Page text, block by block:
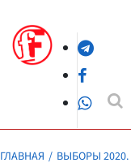
содержимому
ГЛАВНАЯ ВЫБОРЫ